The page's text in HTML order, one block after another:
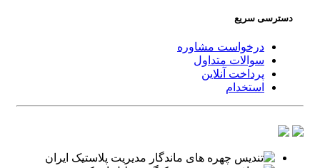
دسترسی سریع
درخواست مشاوره
سوالات متداول
پرداخت آنلاین
استخدام